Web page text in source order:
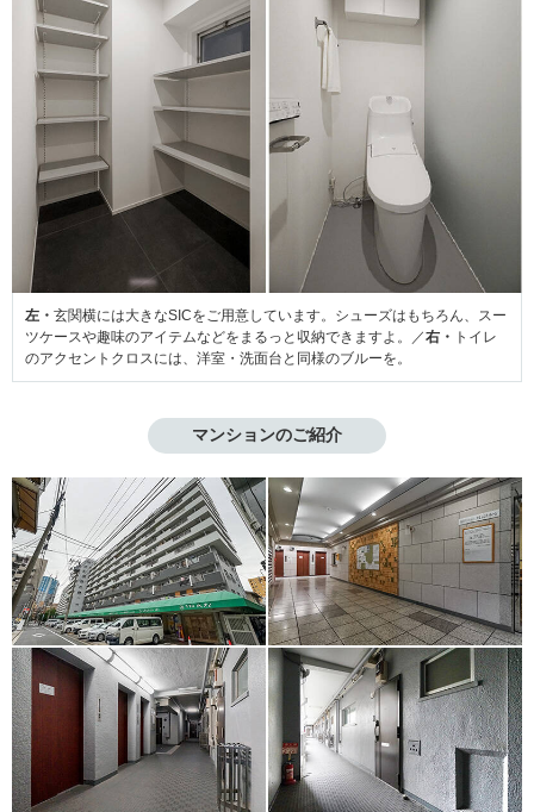
左・ 玄関横には大きなSICをご用意しています。シューズはもちろん、スー
ツケースや趣味のアイテムなどをまるっと収納できますよ。／右・ トイレ
のアクセントクロスには、洋室・洗面台と同様のブルーを。
マンションのご紹介